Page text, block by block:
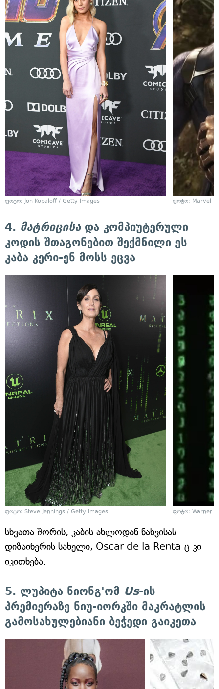
ფოტო: Jon Kopaloff / Getty Images ფოტო: Marvel
4. მატრიცისადა კომპიუტერული
კოდის შთაგონებით შექმნილი ეს
კაბა კერი-ენ მოსს ეცვა
ფოტო: Steve Jennings / Getty Images ფოტო: Warner
სხვათა შორის, კაბის ახლოდან ნახვისას
დიზაინერის სახელი, Oscar de la Renta-ც კი
იკითხება.
5. ლუპიტა ნიონგ'ომ Us-ის
პრემიერაზე ნიუ-იორკში მაკრატლის
გამოსახულებიანი ბეჭედი გაიკეთა